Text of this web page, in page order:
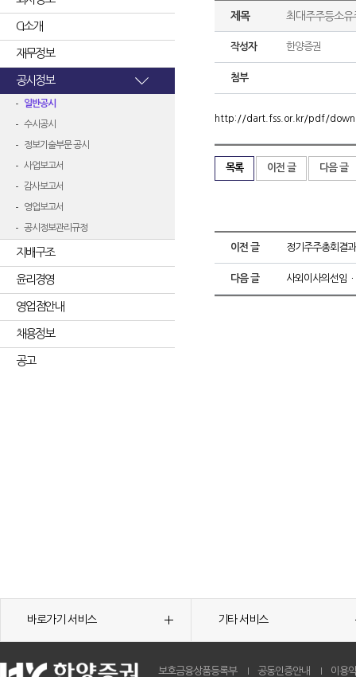
CI소개
재무정보
공시정보
일반공시
수시공시
정보기술부문 공시
사업보고서
감사보고서
영업보고서
공시정보관리규정
지배구조
윤리경영
영업점안내
채용정보
공고
제목 최대주주등소유
작성자 한양증권
첨부
http://dart.fss.or.kr/pdf/
목록 이전 글 다음 글
이전 글 정기주주총회결과
다음 글 사외이사의선임
바로가기 서비스 기타 서비스
보호금융상품등록부 공동인증안내 이용